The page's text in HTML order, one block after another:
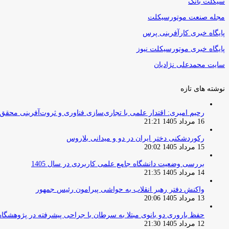
مجله صنعت موتورسیکلت
پایگاه خبری کارآفرینی پرس
پایگاه خبری موتورسیکلت نیوز
سایت محمدعلی نژادیان
نوشته های تازه
رحیم امیری: اقتدار علمی با تجاری‌سازی فناوری و ثروت‌آفرینی
16 مرداد 1405 21:21
رکوردشکنی دختر ایران در دو و میدانی بلاروس
15 مرداد 1405 20:02
بررسی وضعیت دانشگاه جامع علمی کاربردی در سال 1405
14 مرداد 1405 21:35
واکنش دفتر رهبر انقلاب به حواشی پیرامون رئیس جمهور
13 مرداد 1405 20:06
حفظ باروری دو بانوی مبتلا به سرطان با جراحی پیشرفته در
12 مرداد 1405 21:30